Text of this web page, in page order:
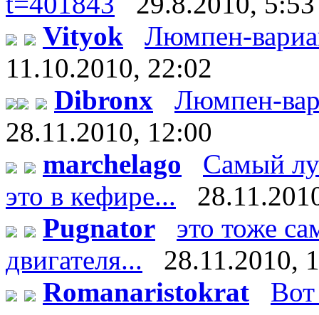
Vityok
Люмпен-
11.10.2010, 22:02
Dibronx
Люмпен-
28.11.2010, 12:00
marchelago
Самый
это в кефире...
Pugnator
это тоже
двигателя...
28.11.2010,
Romanaristokrat